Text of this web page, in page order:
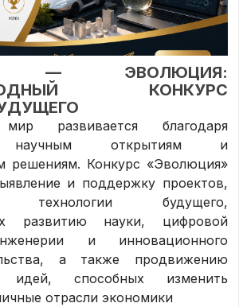
— ЭВОЛЮЦИЯ:
КОНКУРС
развивается благодаря
научным открытиям и
решениям. Конкурс «Эволюция»
и поддержку проектов,
технологии будущего,
развитию науки, цифровой
и инновационного
а также продвижению
идей, способных изменить
отрасли экономики